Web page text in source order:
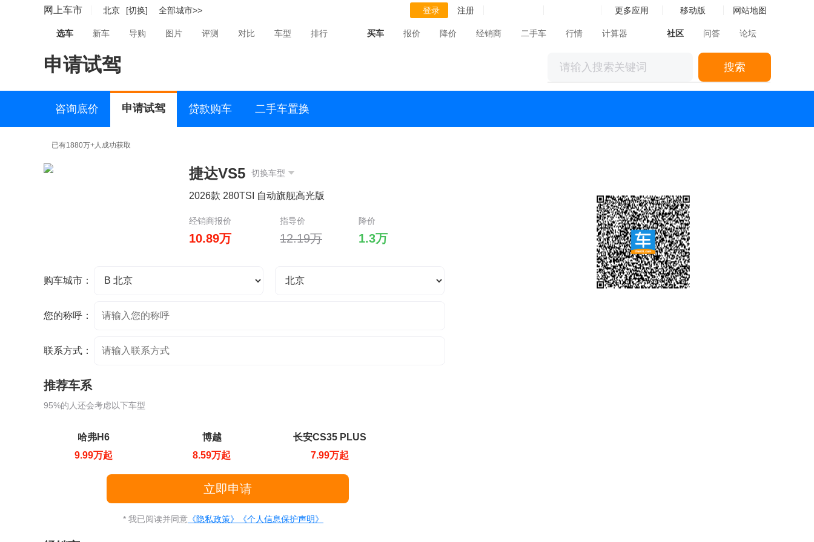
网上车市 北京 [切换] 全部城市>> 登录 注册 更多应用 移动版 网站地图
选车 新车 导购 图片 评测 对比 车型 排行 买车 报价 降价 经销商 二手车 行情 计算器 社区 问答 论坛
申请试驾 搜索
咨询底价 申请试驾 贷款购车 二手车置换
已有1880万+人成功获取
捷达VS5 切换车型
2026款 280TSI 自动旗舰高光版
经销商报价 指导价 降价
10.89万 12.19万 1.3万
购车城市：
您的称呼：
联系方式：
推荐车系
95%的人还会考虑以下车型
哈弗H6
9.99万起
博越
8.59万起
长安CS35 PLUS
7.99万起
* 我已阅读并同意 《隐私政策》 《个人信息保护声明》